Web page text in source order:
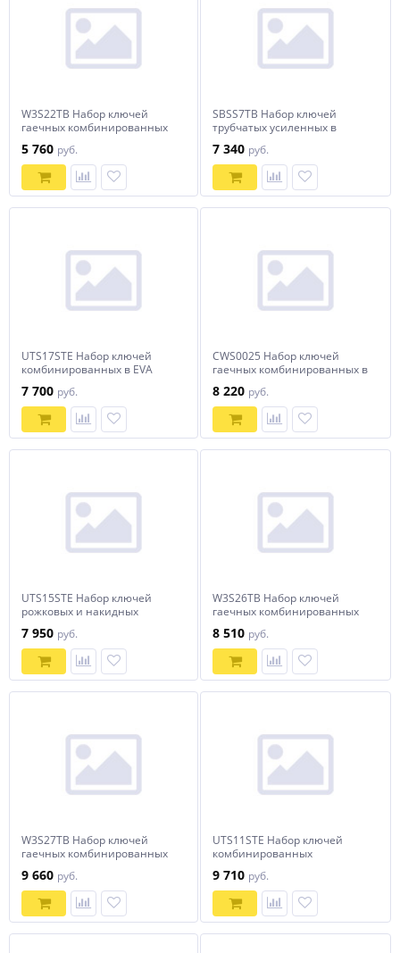
W3S22TB Набор ключей
гаечных комбинированных
предметов
5 760 руб.
SBSS7TB Набор ключей
трубчатых усиленных в
7 340 руб.
UTS17STE Набор ключей
комбинированных в EVA
предметов
7 700 руб.
CWS0025 Набор ключей
гаечных комбинированных в
8 220 руб.
UTS15STE Набор ключей
рожковых и накидных
280х375 мм, 15 предметов
7 950 руб.
W3S26TB Набор ключей
гаечных комбинированных
предметов
8 510 руб.
W3S27TB Набор ключей
гаечных комбинированных
27 предметов
9 660 руб.
UTS11STE Набор ключей
комбинированных
ложементе 280х375 мм, 11
предметов
9 710 руб.